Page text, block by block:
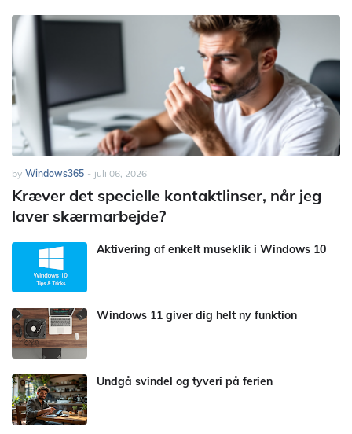
by Windows365 - juli 06, 2026
Kræver det specielle kontaktlinser, når jeg
laver skærmarbejde?
Aktivering af enkelt museklik i Windows 10
Windows 11 giver dig helt ny funktion
Undgå svindel og tyveri på ferien